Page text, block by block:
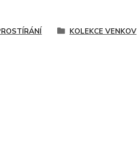
KOLEKCE VENKOV